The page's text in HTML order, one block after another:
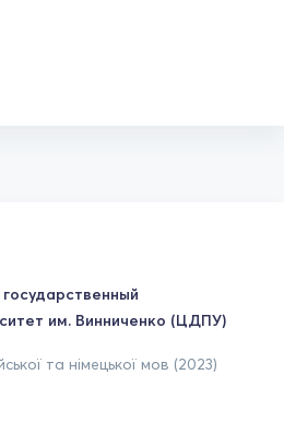
им. Винниченко (ЦДПУ)
та німецької мов (2023)